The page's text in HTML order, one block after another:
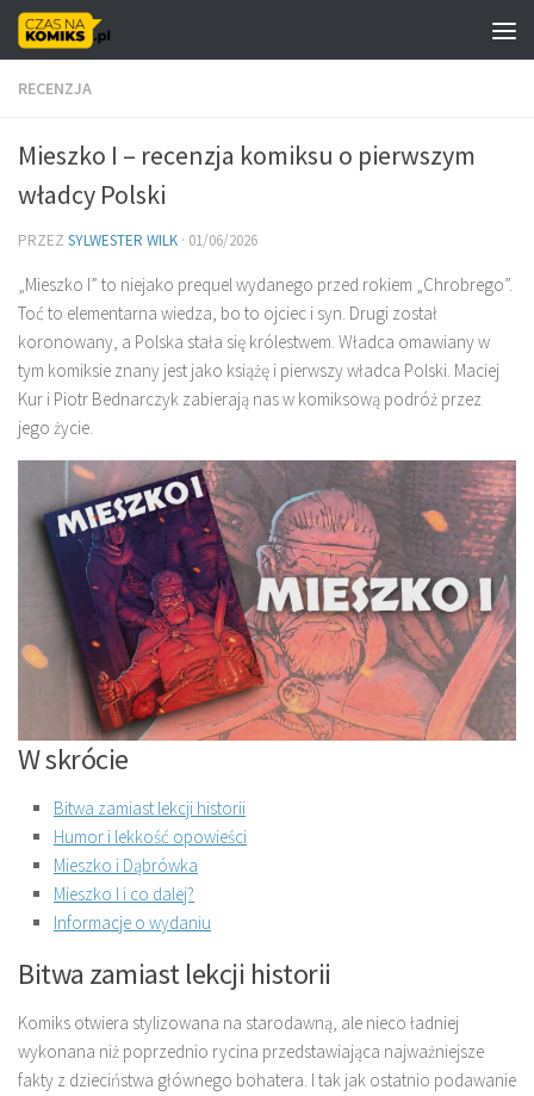
Skip to content
RECENZJA
Mieszko I – recenzja komiksu o pierwszym
władcy Polski
PRZEZ SYLWESTER WILK · 01/06/2026
„Mieszko I” to niejako prequel wydanego przed rokiem „Chrobrego”.
Toć to elementarna wiedza, bo to ojciec i syn. Drugi został
koronowany, a Polska stała się królestwem. Władca omawiany w
tym komiksie znany jest jako książę i pierwszy władca Polski. Maciej
Kur i Piotr Bednarczyk zabierają nas w komiksową podróż przez
jego życie.
W skrócie
Bitwa zamiast lekcji historii
Humor i lekkość opowieści
Mieszko i Dąbrówka
Mieszko I i co dalej?
Informacje o wydaniu
Bitwa zamiast lekcji historii
Komiks otwiera stylizowana na starodawną, ale nieco ładniej
wykonana niż poprzednio rycina przedstawiająca najważniejsze
fakty z dzieciństwa głównego bohatera. I tak jak ostatnio podawanie